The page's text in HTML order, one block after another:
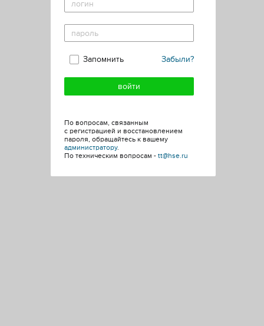
Забыли?
Запомнить
По вопросам, связанным
с регистрацией и восстановлением
пароля, обращайтесь к вашему
администратору.
По техническим вопросам - tt@hse.ru